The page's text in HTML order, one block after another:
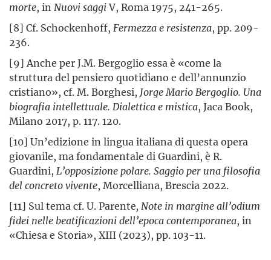
morte, in Nuovi saggiV, Roma 1975, 241-265.
[8] Cf. Schockenhoff, Fermezza e resistenza, pp. 209-
236.
[9] Anche per J.M. Bergoglio essa è «come la
struttura del pensiero quotidiano e dell’annunzio
cristiano», cf. M. Borghesi, Jorge Mario Bergoglio. Una
biografia intellettuale. Dialettica e mistica, Jaca Book,
Milano 2017, p. 117. 120.
[10] Un’edizione in lingua italiana di questa opera
giovanile, ma fondamentale di Guardini, è R.
Guardini, L’opposizione polare. Saggio per una filosofia
del concreto vivente, Morcelliana, Brescia 2022.
[11] Sul tema cf. U. Parente, Note in margine all’odium
fidei nelle beatificazioni dell’epoca contemporanea, in
«Chiesa e Storia», XIII (2023), pp. 103-11.